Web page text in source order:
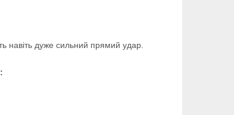
навіть дуже сильний прямий удар.